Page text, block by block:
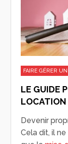
FAIRE GÉRER
LE GUIDE
LOCATION
Devenir
Cela dit, il